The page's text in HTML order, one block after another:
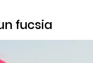
fucsia